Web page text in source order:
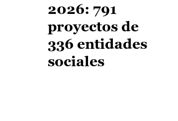
2026: 791
proyectos de
336 entidades
sociales